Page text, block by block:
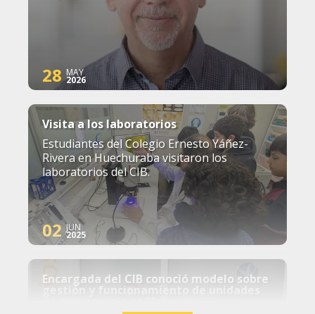
28 MAY
2026
Visita a los laboratorios
Estudiantes del Colegio Ernesto Yáñez-
Rivera en Huechuraba visitaron los
laboratorios del CIB.
02 JUN
2025
Encargada del CIB conoció modelo sobre
gestión y funcionamiento de unidades